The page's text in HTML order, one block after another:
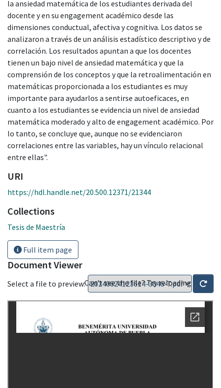
la ansiedad matemática de los estudiantes derivada del
docente y en su engagement académico desde las
dimensiones conductual, afectiva y cognitiva. Los datos se
analizaron a través de un análisis estadístico descriptivo y de
correlación. Los resultados apuntan a que los docentes
tienen un bajo nivel de ansiedad matemática y que la
comprensión de los conceptos y que la retroalimentación en
matemáticas proporcionada a los estudiantes es muy
importante para ayudarlos a sentirse autoeficaces, en
cuanto a los estudiantes se evidencia un nivel de ansiedad
matemática moderado y alto de engagement académico. Por
lo tanto, se concluye que, aunque no se evidenciaron
correlaciones entre las variables, hay un vínculo relacional
entre ellas".
URI
https://hdl.handle.net/20.500.12371/21344
Collections
Tesis de Maestría
Full item page
Document Viewer
Select a file to preview:Can't see the file? Try reloading